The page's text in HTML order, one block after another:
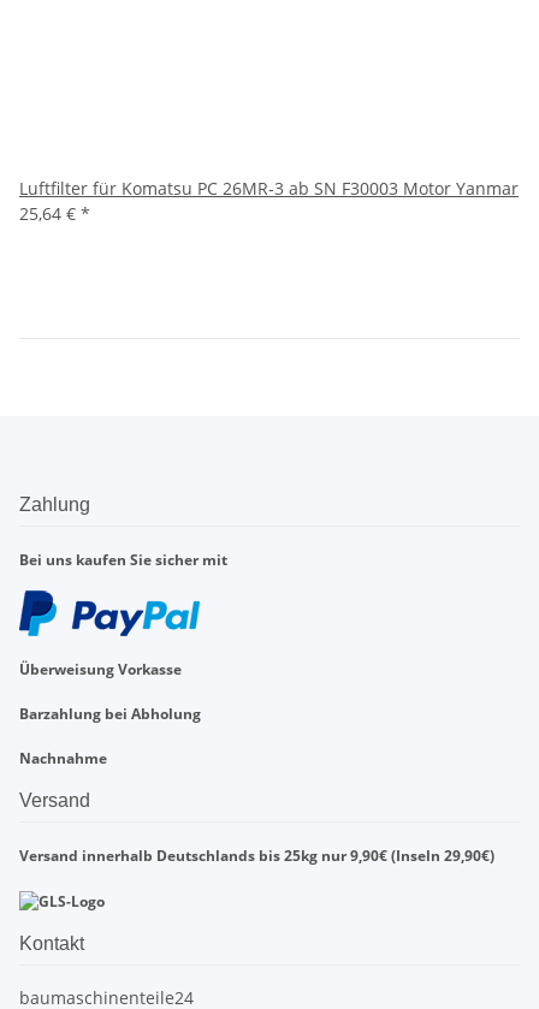
Luftfilter für Komatsu PC 26MR-3 ab SN F30003 Motor Yanmar
25,64 € *
Zahlung
Bei uns kaufen Sie sicher mit
Überweisung Vorkasse
Barzahlung bei Abholung
Nachnahme
Versand
Versand innerhalb Deutschlands bis 25kg nur 9,90€ (Inseln 29,90€)
Kontakt
baumaschinenteile24